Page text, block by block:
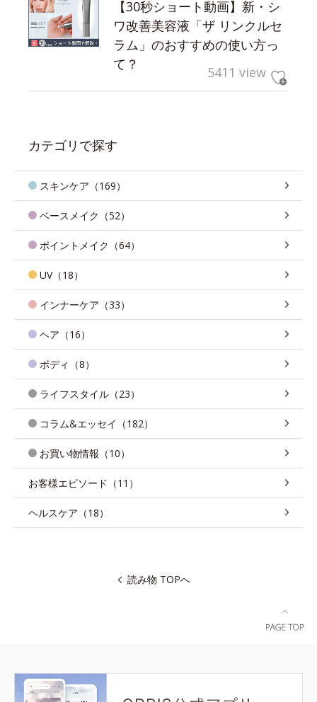
【30秒ショート動画】新・シ
ワ改善美容液「ザ リンクルセ
ラム」のおすすめの使い方っ
て？
5411 view
カテゴリで探す
スキンケア（169）
ベースメイク（52）
ポイントメイク（64）
UV（18）
インナーケア（33）
ヘア（16）
ボディ（8）
ライフスタイル（23）
コラム&エッセイ（182）
お買い物情報（10）
お客様エピソード（11）
ヘルスケア（18）
読み物 TOPへ